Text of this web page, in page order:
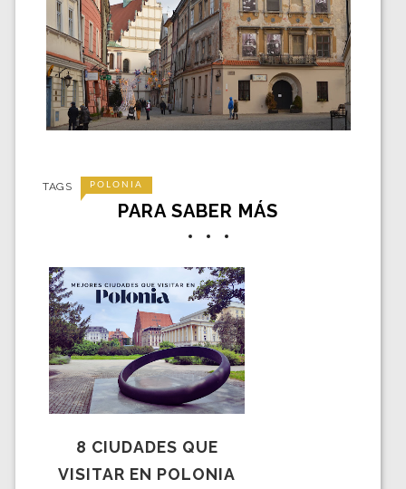
TAGS POLONIA
PARA SABER MÁS
8 CIUDADES QUE
VISITAR EN POLONIA